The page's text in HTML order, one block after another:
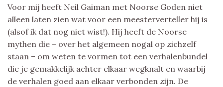
Voor mij heeft Neil Gaiman met Noorse Goden niet
alleen laten zien wat voor een meesterverteller hij is
(alsof ik dat nog niet wist!). Hij heeft de Noorse
mythen die – over het algemeen nogal op zichzelf
staan – om weten te vormen tot een verhalenbundel
die je gemakkelijk achter elkaar wegknalt en waarbij
de verhalen goed aan elkaar verbonden zijn. De